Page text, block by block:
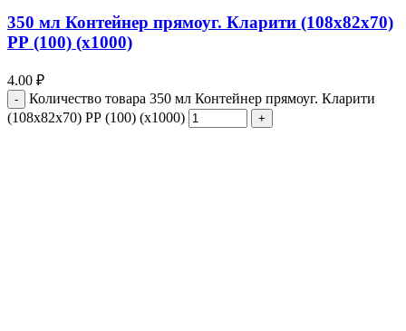
350 мл Контейнер прямоуг. Кларити (108х82х70)
РР (100) (х1000)
4.00 ₽
Количество товара 350 мл Контейнер прямоуг. Кларити
(108х82х70) РР (100) (х1000)